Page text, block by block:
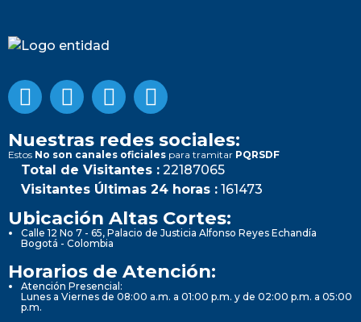
Nuestras redes sociales:
Estos No son canales oficiales para tramitar PQRSDF
Total de Visitantes : 22187065
Visitantes Últimas 24 horas : 161473
Ubicación Altas Cortes:
Calle 12 No 7 - 65, Palacio de Justicia Alfonso Reyes Echandía
Bogotá - Colombia
Horarios de Atención:
Atención Presencial:
Lunes a Viernes de 08:00 a.m. a 01:00 p.m. y de 02:00 p.m. a 05:00
p.m.